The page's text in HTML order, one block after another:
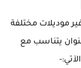
موديلات مختلفة
يتناسب مع